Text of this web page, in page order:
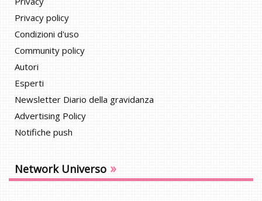
Privacy policy
Condizioni d'uso
Community policy
Autori
Esperti
Newsletter Diario della gravidanza
Advertising Policy
Notifiche push
Network Universo »